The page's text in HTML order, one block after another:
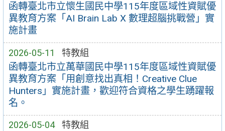
函轉臺北市立懷生國民中學115年度區域性資賦優
異教育方案「AI Brain Lab X 數理超腦挑戰營」實
施計畫
2026-05-11 特教組
函轉臺北市立萬華國民中學115年度區域性資賦優
異教育方案「用創意找出真相！Creative Clue
Hunters」實施計畫，歡迎符合資格之學生踴躍報
名。
2026-05-04 特教組